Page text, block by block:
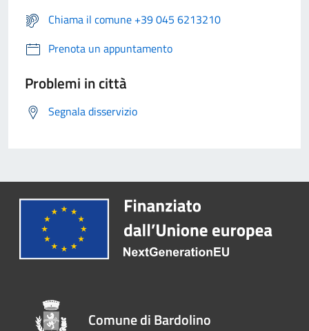
Chiama il comune +39 045 6213210
Prenota un appuntamento
Problemi in città
Segnala disservizio
Comune di Bardolino